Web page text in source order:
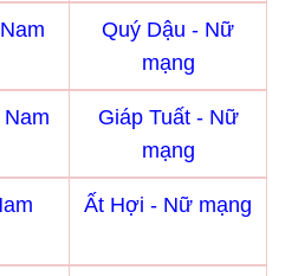
Quý Dậu - Nữ
mạng
Giáp Tuất - Nữ
mạng
Ất Hợi - Nữ mạng